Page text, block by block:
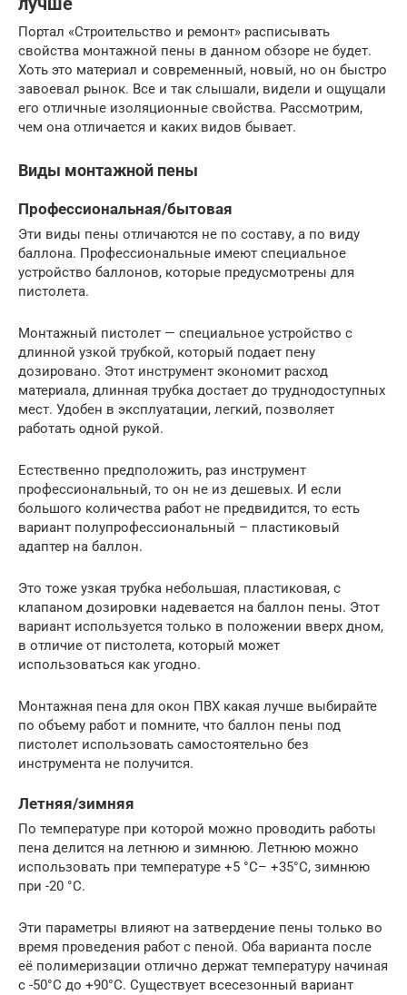
Портал «Строительство и ремонт» расписывать
свойства монтажной пены в данном обзоре не будет.
Хоть это материал и современный, новый, но он быстро
завоевал рынок. Все и так слышали, видели и ощущали
его отличные изоляционные свойства. Рассмотрим,
чем она отличается и каких видов бывает.
Виды монтажной пены
Профессиональная/бытовая
Эти виды пены отличаются не по составу, а по виду
баллона. Профессиональные имеют специальное
устройство баллонов, которые предусмотрены для
пистолета.
Монтажный пистолет — специальное устройство с
длинной узкой трубкой, который подает пену
дозировано. Этот инструмент экономит расход
материала, длинная трубка достает до труднодоступных
мест. Удобен в эксплуатации, легкий, позволяет
работать одной рукой.
Естественно предположить, раз инструмент
профессиональный, то он не из дешевых. И если
большого количества работ не предвидится, то есть
вариант полупрофессиональный – пластиковый
адаптер на баллон.
Это тоже узкая трубка небольшая, пластиковая, с
клапаном дозировки надевается на баллон пены. Этот
вариант используется только в положении вверх дном,
в отличие от пистолета, который может
использоваться как угодно.
Монтажная пена для окон ПВХ какая лучше выбирайте
по объему работ и помните, что баллон пены под
пистолет использовать самостоятельно без
инструмента не получится.
Летняя/зимняя
По температуре при которой можно проводить работы
пена делится на летнюю и зимнюю. Летнюю можно
использовать при температуре +5 °С– +35°С, зимнюю
при -20 °С.
Эти параметры влияют на затвердение пены только во
время проведения работ с пеной. Оба варианта после
её полимеризации отлично держат температуру начиная
с -50°С до +90°С. Существует всесезонный вариант